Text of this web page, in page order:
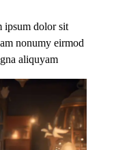
ipsum dolor sit
nonumy eirmod
aliquyam